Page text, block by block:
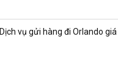
Dịch vụ gửi hàng đi Orlando